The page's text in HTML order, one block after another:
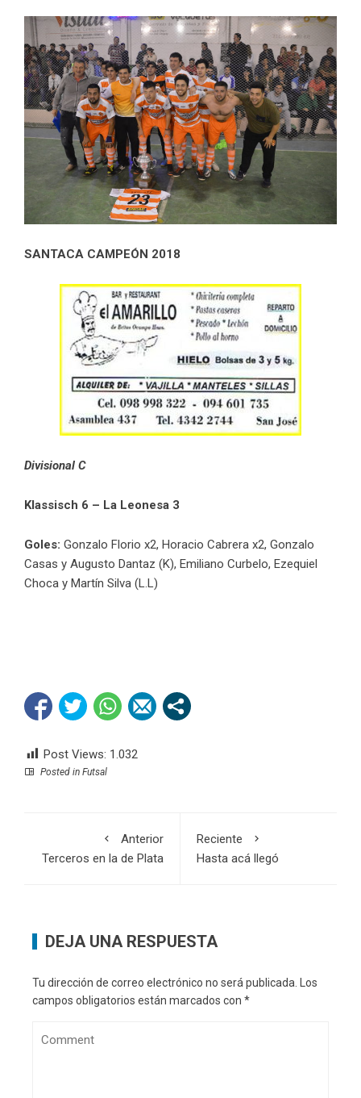
SANTACA CAMPEÓN 2018
Divisional C
Klassisch 6 – La Leonesa 3
Goles: Gonzalo Florio x2, Horacio Cabrera x2, Gonzalo
Casas y Augusto Dantaz (K), Emiliano Curbelo, Ezequiel
Choca y Martín Silva (L.L)
Post Views: 1.032
Posted in Futsal
Anterior
Terceros en la de Plata
Reciente
Hasta acá llegó
DEJA UNA RESPUESTA
Tu dirección de correo electrónico no será publicada.
Los
campos obligatorios están marcados con *